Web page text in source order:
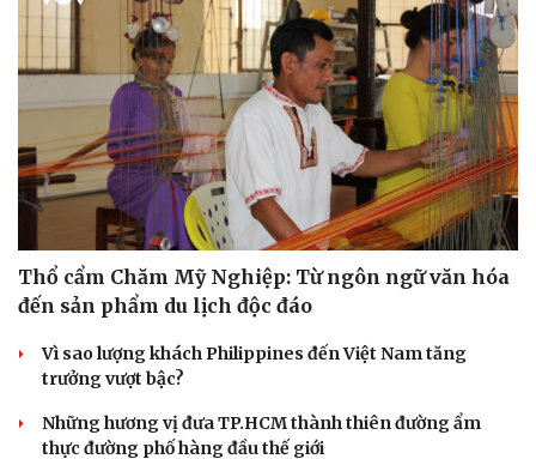
Thổ cẩm Chăm Mỹ Nghiệp: Từ ngôn ngữ văn hóa
đến sản phẩm du lịch độc đáo
Vì sao lượng khách Philippines đến Việt Nam tăng
trưởng vượt bậc?
Những hương vị đưa TP.HCM thành thiên đường ẩm
thực đường phố hàng đầu thế giới